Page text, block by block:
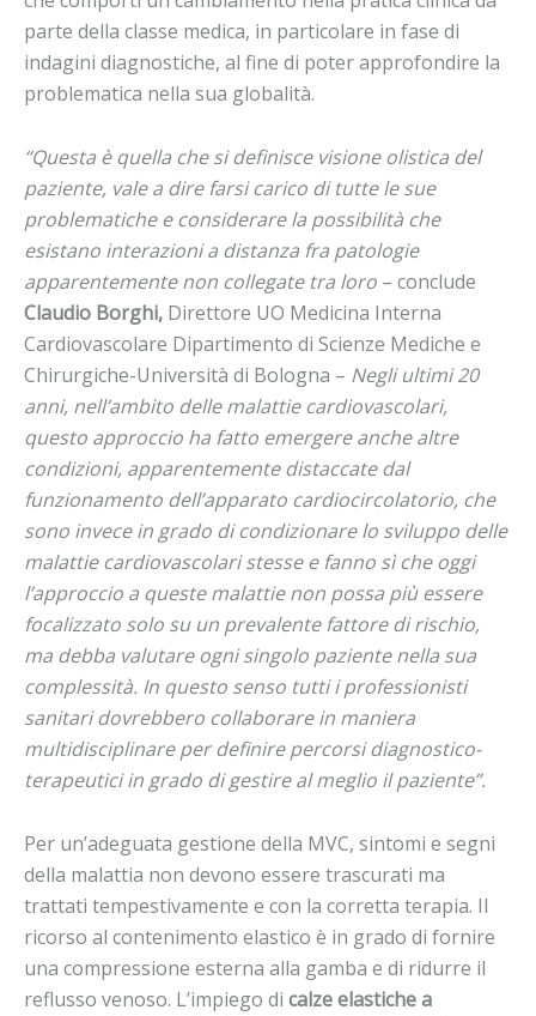
parte della classe medica, in particolare in fase di
indagini diagnostiche, al fine di poter approfondire la
problematica nella sua globalità.
“Questa è quella che si definisce visione olistica del
paziente, vale a dire farsi carico di tutte le sue
problematiche e considerare la possibilità che
esistano interazioni a distanza fra patologie
apparentemente non collegate tra loro – conclude
Claudio Borghi, Direttore UO Medicina Interna
Cardiovascolare Dipartimento di Scienze Mediche e
Chirurgiche-Università di Bologna – Negli ultimi 20
anni, nell’ambito delle malattie cardiovascolari,
questo approccio ha fatto emergere anche altre
condizioni, apparentemente distaccate dal
funzionamento dell’apparato cardiocircolatorio, che
sono invece in grado di condizionare lo sviluppo delle
malattie cardiovascolari stesse e fanno sì che oggi
l’approccio a queste malattie non possa più essere
focalizzato solo su un prevalente fattore di rischio,
ma debba valutare ogni singolo paziente nella sua
complessità. In questo senso tutti i professionisti
sanitari dovrebbero collaborare in maniera
multidisciplinare per definire percorsi diagnostico-
terapeutici in grado di gestire al meglio il paziente”.
Per un’adeguata gestione della MVC, sintomi e segni
della malattia non devono essere trascurati ma
trattati tempestivamente e con la corretta terapia. Il
ricorso al contenimento elastico è in grado di fornire
una compressione esterna alla gamba e di ridurre il
reflusso venoso. L’impiego di calze elastichea